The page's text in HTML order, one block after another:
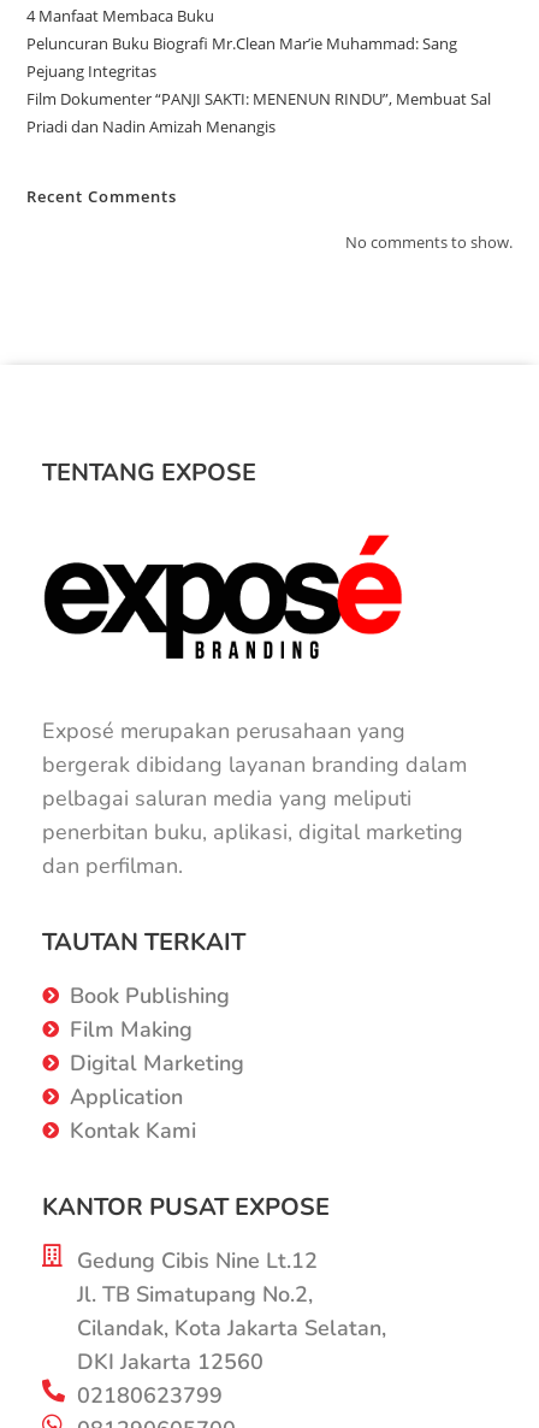
4 Manfaat Membaca Buku
Peluncuran Buku Biografi Mr.Clean Mar’ie Muhammad: Sang
Pejuang Integritas
Film Dokumenter “PANJI SAKTI: MENENUN RINDU”, Membuat Sal
Priadi dan Nadin Amizah Menangis
Recent Comments
No comments to show.
TENTANG EXPOSE
Exposé merupakan perusahaan yang
bergerak dibidang layanan branding dalam
pelbagai saluran media yang meliputi
penerbitan buku, aplikasi, digital marketing
dan perfilman.
TAUTAN TERKAIT
Book Publishing
Film Making
Digital Marketing
Application
Kontak Kami
KANTOR PUSAT EXPOSE
Gedung Cibis Nine Lt.12
Jl. TB Simatupang No.2,
Cilandak, Kota Jakarta Selatan,
DKI Jakarta 12560
02180623799